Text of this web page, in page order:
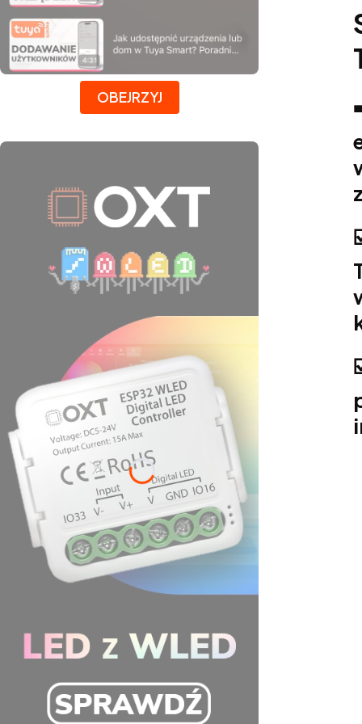
Naciśnij Enter lub spację, aby otworzyć stronę.
OBEJRZYJ